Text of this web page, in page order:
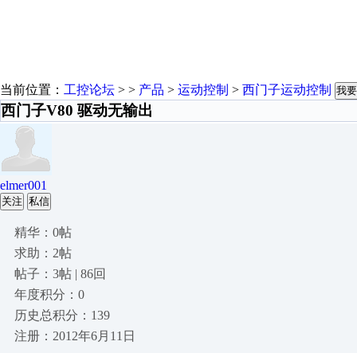
当前位置： 工控论坛 > > 产品 > 运动控制 > 西门子运动控制 我
西门子V80 驱动无输出
elmer001
关注 私信
精华：0帖
求助：2帖
帖子：3帖 | 86回
年度积分：0
历史总积分：139
注册：2012年6月11日